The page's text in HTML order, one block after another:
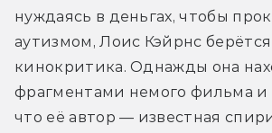
нуждаясь в деньгах, чтобы
аутизмом, Лоис Кэйрнс берётся
кинокритика. Однажды она
фрагментами немого фильма и
что её автор — известная